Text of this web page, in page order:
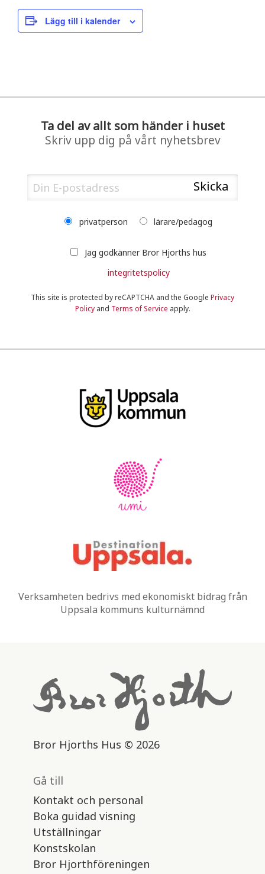
Lägg till i kalender
Ta del av allt som händer i huset
Skriv upp dig på vårt nyhetsbrev
privatperson lärare/pedagog
Jag godkänner Bror Hjorths hus
integritetspolicy
This site is protected by reCAPTCHA and the Google Privacy
Policyand Terms of Service apply.
Verksamheten bedrivs med ekonomiskt bidrag från
Uppsala kommuns kulturnämnd
Bror Hjorths Hus © 2026
Gå till
Kontakt och personal
Boka guidad visning
Utställningar
Konstskolan
Bror Hjorthföreningen